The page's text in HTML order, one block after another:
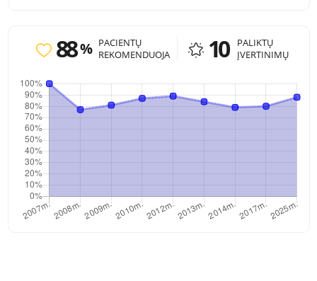
88 % PACIENTŲ
REKOMENDUOJA
10
PALIKTŲ
ĮVERTINIMŲ